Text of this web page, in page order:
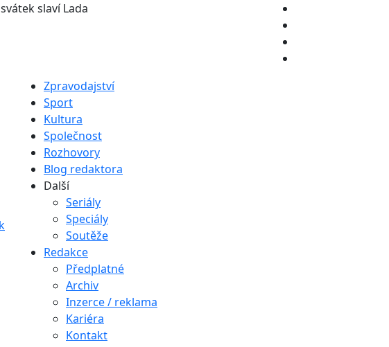
svátek slavíLada
Zpravodajství
Sport
Kultura
Společnost
Rozhovory
Blog redaktora
Další
Seriály
Speciály
Soutěže
Redakce
Předplatné
Archiv
Inzerce / reklama
Kariéra
Kontakt